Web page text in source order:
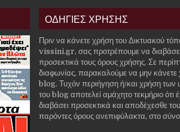
ΟΔΗΓΙΕΣ ΧΡΗΣΗΣ
Πριν να κάνετε χρήση του Δικτυακού
vissini.gr, σας προτρέπουμε να
προσεκτικά τους όρους χρήσης. Σε
διαφωνίας, παρακαλούμε να μην κάνετε
blog. Τυχόν περιήγηση ή/και χρήση των
του blog αποτελεί αμάχητο τεκμήριο ότι
διαβάσει προσεκτικά και αποδέχεσθε
παρόντες όρους ανεπιφύλακτα, στο